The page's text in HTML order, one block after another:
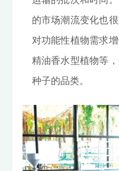
的市场潮流变化也
对功能性植物需求
精油香水型植物等
种子的品类。